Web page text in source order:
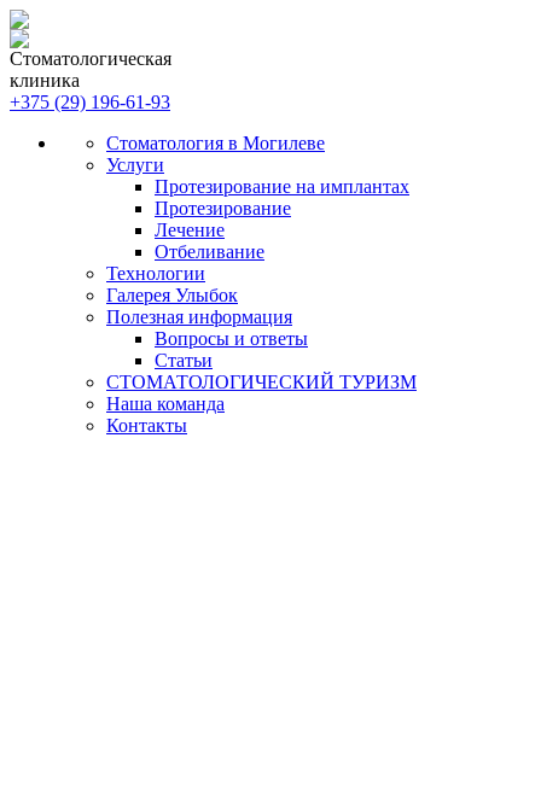
Стоматологическая
клиника
+375 (29) 196-61-93
Стоматология в Могилеве
Услуги
Протезирование на имплантах
Протезирование
Лечение
Отбеливание
Технологии
Галерея Улыбок
Полезная информация
Вопросы и ответы
Статьи
СТОМАТОЛОГИЧЕСКИЙ ТУРИЗМ
Наша команда
Контакты